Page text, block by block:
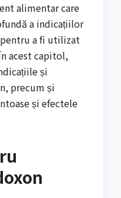
alimentar care
a indicațiilor
a fi utilizat
acest capitol,
și
precum și
și efectele